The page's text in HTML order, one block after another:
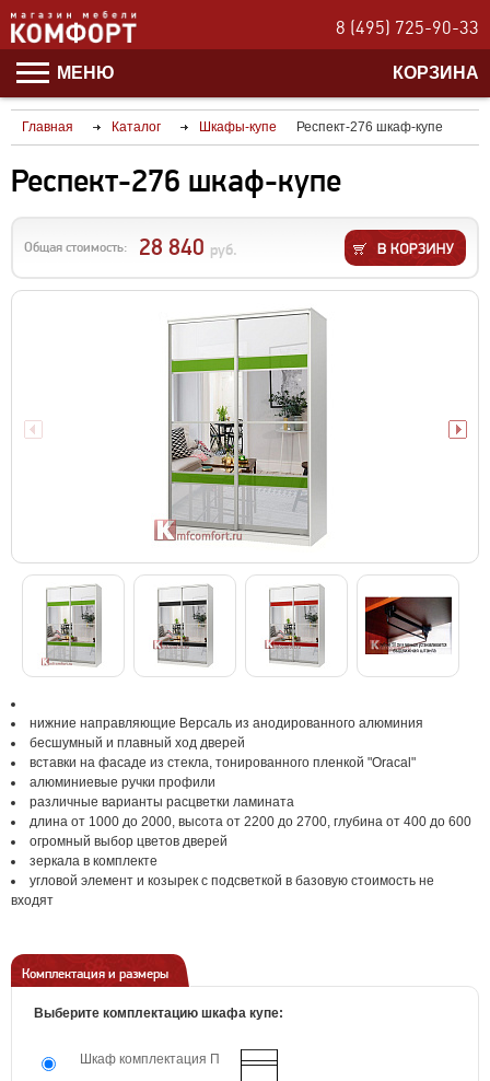
8 (495) 725-90-33
МЕНЮ КОРЗИНА
Главная Каталог Шкафы-купе Респект-276 шкаф-купе
Респект-276 шкаф-купе
Общая стоимость: 28 840 руб.
нижние направляющие Версаль из анодированного алюминия
бесшумный и плавный ход дверей
вставки на фасаде из стекла, тонированного пленкой "Oracal"
алюминиевые ручки профили
различные варианты расцветки ламината
длина от 1000 до 2000, высота от 2200 до 2700, глубина от 400 до 600
огромный выбор цветов дверей
зеркала в комплекте
угловой элемент и козырек с подсветкой в базовую стоимость не
входят
Комплектация и размеры
Выберите комплектацию шкафа купе:
Шкаф комплектация П